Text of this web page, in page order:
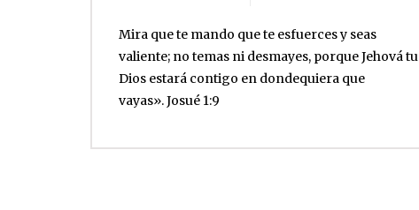
Mira que te mando que te esfuerces y seas
valiente; no temas ni desmayes, porque Jehová tu
Dios estará contigo en dondequiera que
vayas». Josué 1:9